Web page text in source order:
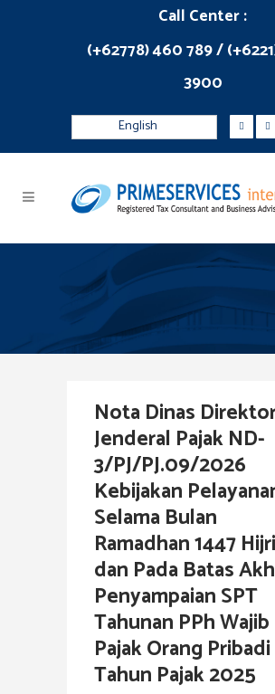
Call Center :
(+62778) 460 789 /
3900
English
Nota Dinas
Jenderal Pajak ND-
3/PJ/PJ.09/2026
Kebijakan
Selama Bulan
Ramadhan 1447
dan Pada Batas
Penyampaian SPT
Tahunan PPh Wajib
Pajak Orang Pribadi
Tahun Pajak 2025